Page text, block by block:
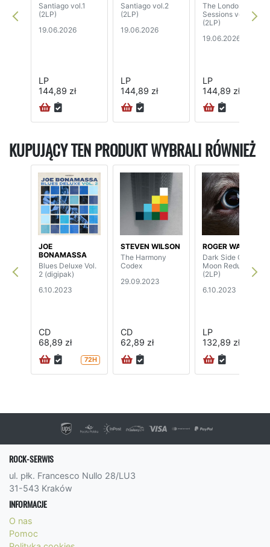
Santiago vol.1
(2LP)
19.06.2026
LP
144,89 zł
Santiago vol.2
(2LP)
19.06.2026
LP
144,89 zł
The London
Sessions vol.1
(2LP)
19.06.2026
LP
144,89 zł
KUPUJĄCY TEN PRODUKT WYBRALI RÓWNIEŻ
JOE
BONAMASSA
Blues Deluxe Vol.
2 (digipak)
6.10.2023
CD
68,89 zł
72H
STEVEN WILSON
The Harmony
Codex
29.09.2023
CD
62,89 zł
ROGER WATERS
Dark Side Of The
Moon Redux
(2LP)
6.10.2023
LP
132,89 zł
ROCK-SERWIS
ul. płk. Francesco Nullo 28/LU3
31-543 Kraków
INFORMACJE
O nas
Pomoc